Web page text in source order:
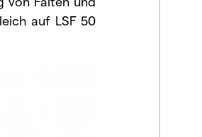
auf LSF 50